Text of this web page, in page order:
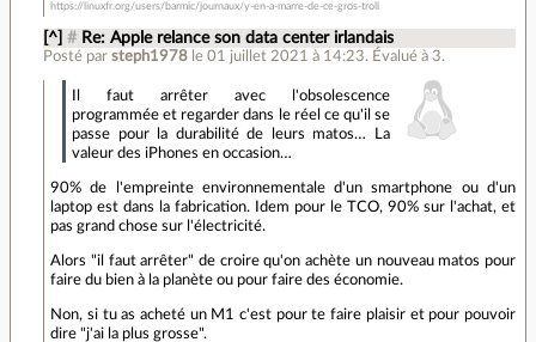
https://linuxfr.org/users/barmic/journaux/y-en-a-marre-de-ce-gros-troll
[^] # Re: Apple relance son data center irlandais
Posté parsteph1978 le 01 juillet 2021 à 14:23. Évalué à 3.
Il faut arrêter avec l'obsolescence
programmée et regarder dans le réel ce qu'il se
passe pour la durabilité de leurs matos… La
valeur des iPhones en occasion…
90% de l'empreinte environnementale d'un smartphone ou d'un
laptop est dans la fabrication. Idem pour le TCO, 90% sur l'achat, et
pas grand chose sur l'électricité.
Alors "il faut arrêter" de croire qu'on achète un nouveau matos pour
faire du bien à la planète ou pour faire des économie.
Non, si tu as acheté un M1 c'est pour te faire plaisir et pour pouvoir
dire "j'ai la plus grosse".